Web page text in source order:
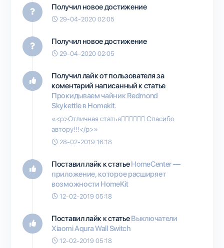
Получил новое достижение
29-04-2020 02:05
Получил новое достижение
29-04-2020 02:05
Получил лайк от пользователяза
коментарий написанный к статье
Прокидываем чайник Redmond
Skykettle в Homekit.
«<p>Отличная статья👍🏻👍🏻👍🏻 Спасибо
автору!!!</p>»
28-02-2019 16:18
Поставил лайк к статьеHomeCenter —
приложение, которое расширяет
возможности HomeKit
12-02-2019 05:18
Поставил лайк к статьеВыключатели
Xiaomi Aqura Wall Switch
12-02-2019 05:18